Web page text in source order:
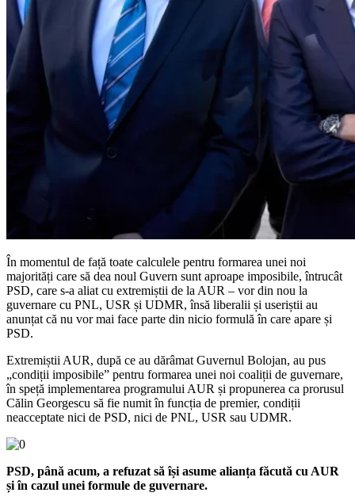
În momentul de față toate calculele pentru formarea unei noi
majorități care să dea noul Guvern sunt aproape imposibile, întrucât
PSD, care s-a aliat cu extremiștii de la AUR – vor din nou la
guvernare cu PNL, USR și UDMR, însă liberalii și useriștii au
anunțat că nu vor mai face parte din nicio formulă în care apare și
PSD.
Extremiștii AUR, după ce au dărâmat Guvernul Bolojan, au pus
„condiții imposibile” pentru formarea unei noi coaliții de guvernare,
în speță implementarea programului AUR și propunerea ca prorusul
Călin Georgescu să fie numit în funcția de premier, condiții
neacceptate nici de PSD, nici de PNL, USR sau UDMR.
PSD, până acum, a refuzat să își asume alianța făcută cu AUR
și în cazul unei formule de guvernare.